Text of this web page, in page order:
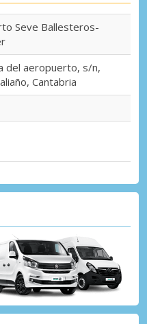
Seve Ballesteros-
del aeropuerto, s/n,
Cantabria